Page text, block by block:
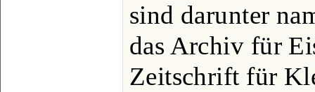
sind darunter
das Archiv für
Zeitschrift für